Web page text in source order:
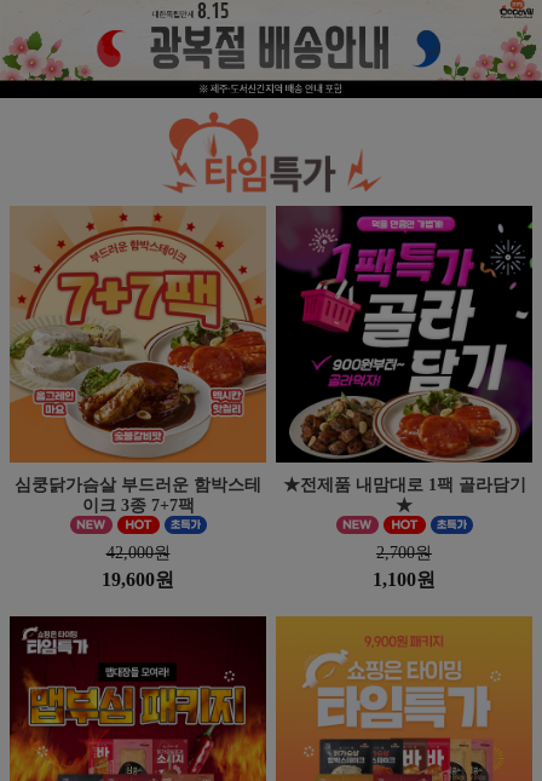
심쿵닭가슴살 부드러운 함박스테
이크 3종 7+7팩
42,000원
19,600원
★전제품 내맘대로 1팩 골라담기
★
2,700원
1,100원